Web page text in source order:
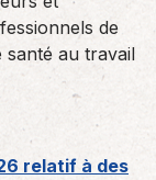
de
santé au travail
relatif à des